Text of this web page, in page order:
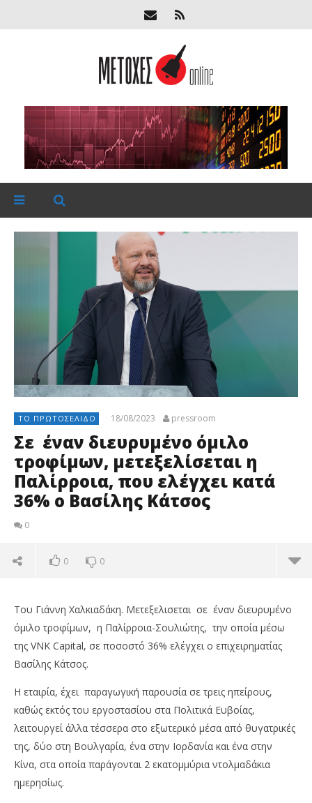
ΤΟ ΠΡΩΤΟΣΈΛΙΔΟ 18/08/2023 pressroom
Σε έναν διευρυμένο όμιλο
τροφίμων, μετεξελίσεται η
Παλίρροια, που ελέγχει κατά
36% ο Βασίλης Κάτσος
0
0 0
NOW VIEWING
Του Γιάννη Χαλκιαδάκη. Μετεξελισεται σε έναν διευρυμένο
όμιλο τροφίμων, η Παλίρροια-Σουλιώτης, την οποία μέσω
της VNK Capital, σε ποσοστό 36% ελέγχει ο επιχειρηματίας
Βασίλης Κάτσος.
Η εταιρία, έχει παραγωγική παρουσία σε τρεις ηπείρους,
καθώς εκτός του εργοστασίου στα Πολιτικά Ευβοίας,
λειτουργεί άλλα τέσσερα στο εξωτερικό μέσα από θυγατρικές
της, δύο στη Βουλγαρία, ένα στην Ιορδανία και ένα στην
Κίνα, στα οποία παράγονται 2 εκατομμύρια ντολμαδάκια
ημερησίως.